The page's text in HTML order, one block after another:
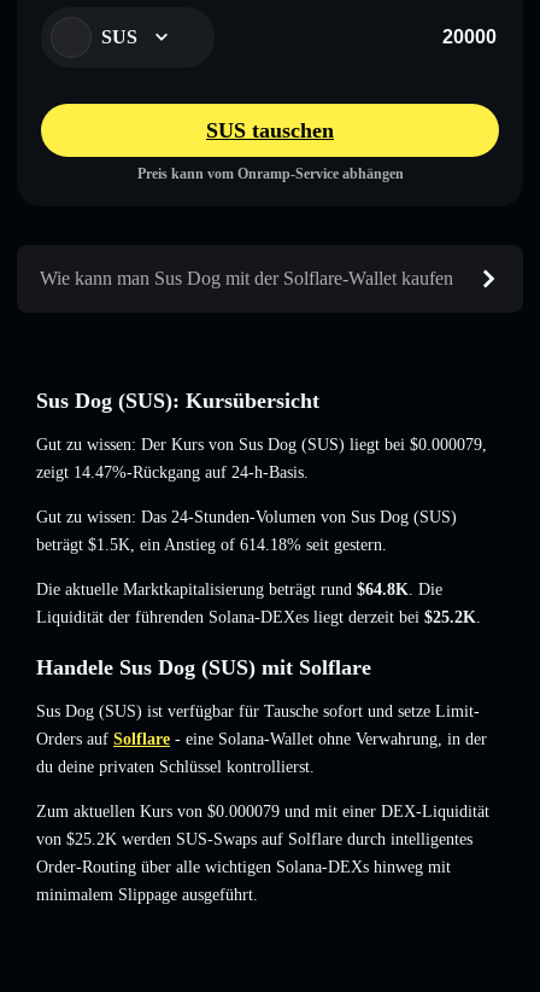
SUS
SUS tauschen
Preis kann vom Onramp-Service abhängen
Wie kann man Sus Dog mit der Solflare-Wallet kaufen
Sus Dog (SUS): Kursübersicht
Gut zu wissen: Der Kurs von Sus Dog (SUS) liegt bei $0.000079,
zeigt 14.47%-Rückgang auf 24-h-Basis.
Gut zu wissen: Das 24-Stunden-Volumen von Sus Dog (SUS)
beträgt $1.5K, ein Anstieg of 614.18% seit gestern.
Die aktuelle Marktkapitalisierung beträgt rund $64.8K. Die
Liquidität der führenden Solana-DEXes liegt derzeit bei $25.2K.
Handele Sus Dog (SUS) mit Solflare
Sus Dog (SUS) ist verfügbar für Tausche sofort und setze Limit-
Orders auf Solflare - eine Solana-Wallet ohne Verwahrung, in der
du deine privaten Schlüssel kontrollierst.
Zum aktuellen Kurs von $0.000079 und mit einer DEX-Liquidität
von $25.2K werden SUS-Swaps auf Solflare durch intelligentes
Order-Routing über alle wichtigen Solana-DEXs hinweg mit
minimalem Slippage ausgeführt.